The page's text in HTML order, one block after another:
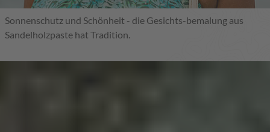
Sonnenschutz und Schönheit - die Gesichts-bemalung aus
Sandelholzpaste hat Tradition.